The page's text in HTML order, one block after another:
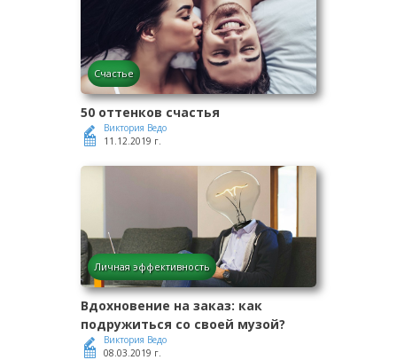
Счастье
50 оттенков счастья
Виктория Ведо
11.12.2019 г.
Личная эффективность
Вдохновение на заказ: как
подружиться со своей музой?
Виктория Ведо
08.03.2019 г.